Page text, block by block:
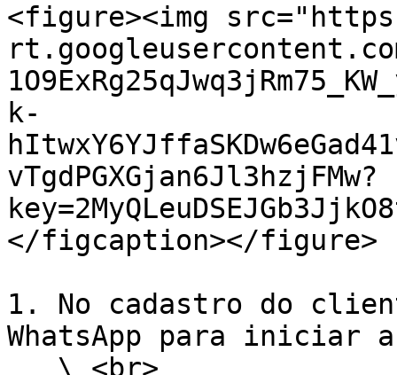
<figure><img
rt.googleusercontent.com/
k-
vTgdPGXGjan6Jl3hzjFMw?
</figcaption></figure>
1. No cadastro do
WhatsApp para iniciar